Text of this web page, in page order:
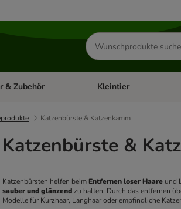
Produkte
suchen
öffnen: Katzenfutter & Zubehör
& Zubehör Kategorie-Menü
Kleintier
Katzenbürste & Katzenkamm
Katzenbürste &
Katzenbürsten helfen beim Entfernen loser Haare
sauber und glänzend zu halten. Durch das entfernen
Modelle für Kurzhaar, Langhaar oder empfindliche